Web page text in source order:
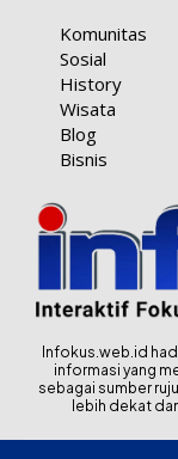
Komunitas
Sosial
History
Wisata
Blog
Bisnis
Infokus.web.id
informasi yang
sebagai sumber
lebih dekat